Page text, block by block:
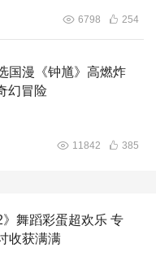
6798 254
国漫《钟馗》高燃炸
幻冒险
11842 385
》舞蹈彩蛋超欢乐 专
收获满满